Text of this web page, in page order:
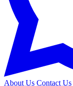
About Us Contact Us